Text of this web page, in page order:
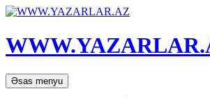
Axtar
Əsas menyu Mühtəviyyata
keç